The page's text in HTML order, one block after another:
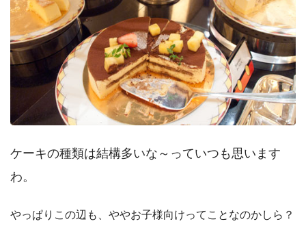
ケーキの種類は結構多いな～っていつも思います
わ。
やっぱりこの辺も、ややお子様向けってことなのかしら？